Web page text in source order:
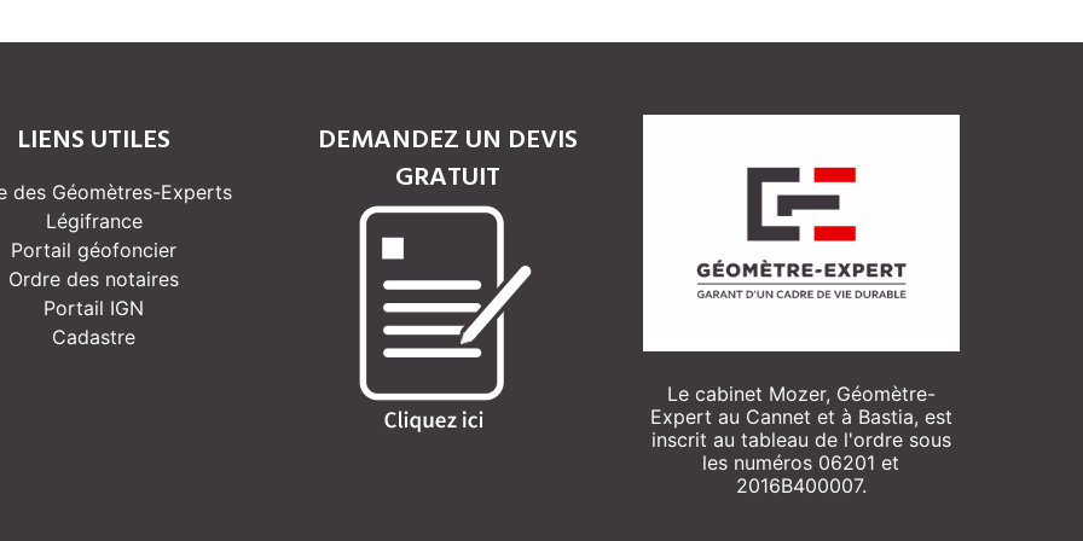
LIENS UTILES
des Géomètres-Experts
Légifrance
Portail géofoncier
Ordre des notaires
Portail IGN
Cadastre
DEMANDEZ UN DEVIS
GRATUIT
Le cabinet Mozer, Géomètre-
Expert au Cannet et à Bastia, est
inscrit au tableau de l'ordre sous
les numéros 06201 et
2016B400007.